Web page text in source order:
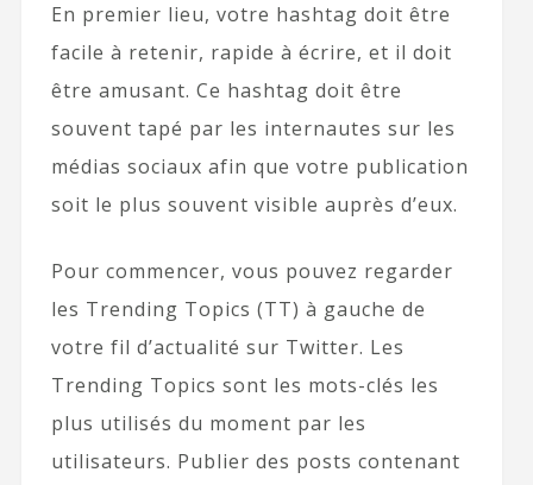
En premier lieu, votre hashtag doit être
facile à retenir, rapide à écrire, et il doit
être amusant. Ce hashtag doit être
souvent tapé par les internautes sur les
médias sociaux afin que votre publication
soit le plus souvent visible auprès d’eux.
Pour commencer, vous pouvez regarder
les Trending Topics (TT) à gauche de
votre fil d’actualité sur Twitter. Les
Trending Topics sont les mots-clés les
plus utilisés du moment par les
utilisateurs. Publier des posts contenant